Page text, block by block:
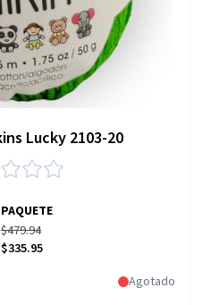
Lucky 2103-20
PAQUETE
$479.94
$335.95
Agotado